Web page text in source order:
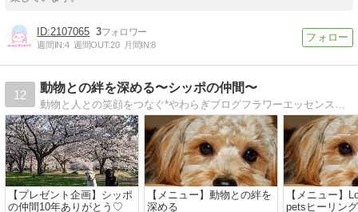
2107065 3
週間IN:4 週間OUT:20 月間IN:8
12
動物との絆を深める〜シッポの仲間〜
【プレゼント企画】シッポ
の仲間10年ありがとう♡
【メニュー】動物との絆を
深める
【メニュー】
petsヒーリン